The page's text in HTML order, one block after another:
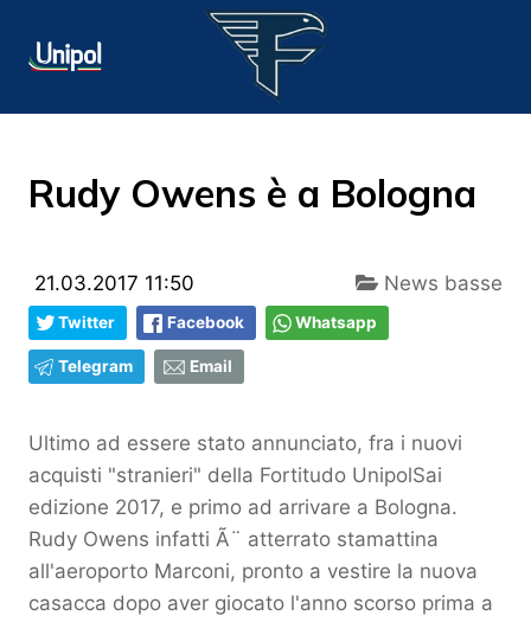
Rudy Owens è a Bologna
21.03.2017 11:50 News basse
Twitter Facebook Whatsapp
Telegram Email
Ultimo ad essere stato annunciato, fra i nuovi
acquisti "stranieri" della Fortitudo UnipolSai
edizione 2017, e primo ad arrivare a Bologna.
Rudy Owens infatti Ã¨ atterrato stamattina
all'aeroporto Marconi, pronto a vestire la nuova
casacca dopo aver giocato l'anno scorso prima a